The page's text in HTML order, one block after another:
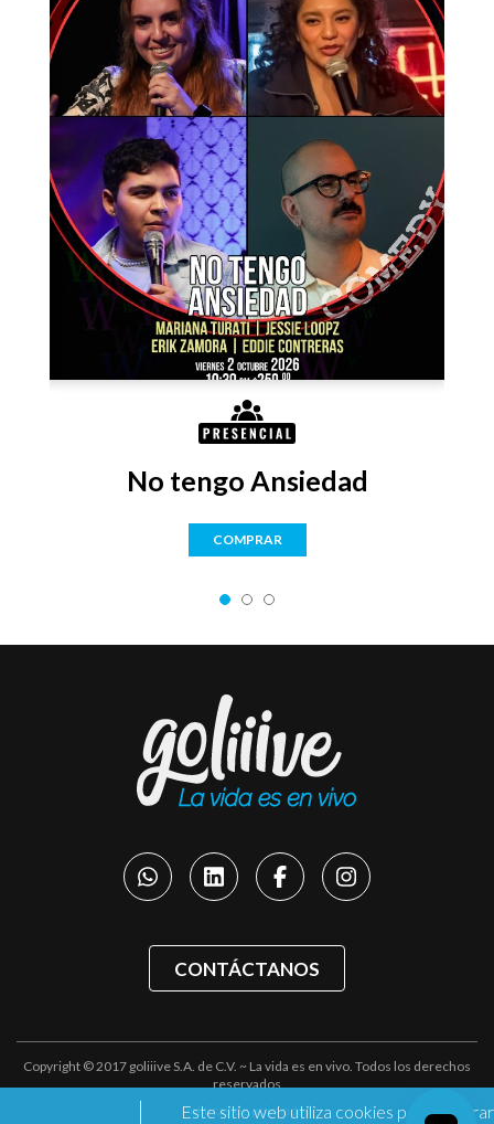
No tengo Ansiedad
COMPRAR
CONTÁCTANOS
Copyright © 2017 goliiive S.A. de C.V. ~ La vida es en vivo. Todos los derechos
reservados
Políticas de privacidad
Este sitio web utiliza cookies para mejorar